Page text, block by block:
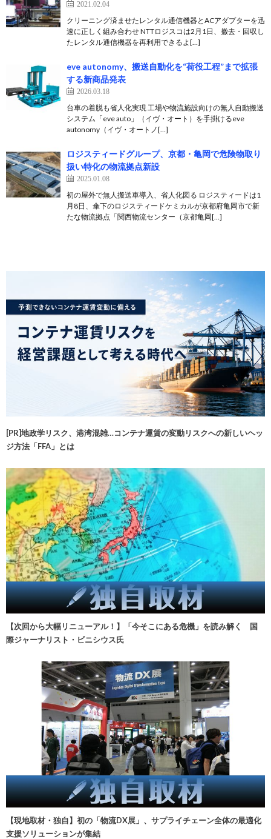
2021.02.04
クリーニング済ませたレンタル通信機器とACアダプターを迅
速に正しく組み合わせ NTTロジスコは2月1日、撤去・回収し
たレンタル通信機器を再利用できるよ[…]
eve autonomy、搬送自動化を“荷役工程”まで拡張
する新商品発表
2026.03.18
台車の着脱も省人化実現 工場や物流施設向けの無人自動搬送
システム「eve auto」（イヴ・オート）を手掛けるeve
autonomy（イヴ・オートノ[…]
ロジスティードグループ、京都・亀岡で危険物取り
扱い特化の物流拠点新設
2025.01.08
初の屋外で無人搬送車導入、省人化図る ロジスティードは1
月8日、傘下のロジスティードケミカルが京都府亀岡市で新
たな物流拠点「関西物流センター（京都亀岡[…]
[PR]地政学リスク、港湾混雑…コンテナ運賃の変動リスクへの新しいヘッ
ジ方法「FFA」とは
【次回から大幅リニューアル！】「今そこにある危機」を読み解く 国
際ジャーナリスト・ビニシウス氏
【現地取材・独自】初の「物流DX展」、サプライチェーン全体の最適化
支援ソリューションが集結